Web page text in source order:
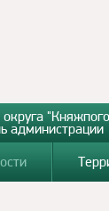
администрации